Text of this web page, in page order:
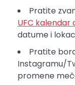
Pratite
UFC kalendar
datume i
Pratite
Instagramu/
promene